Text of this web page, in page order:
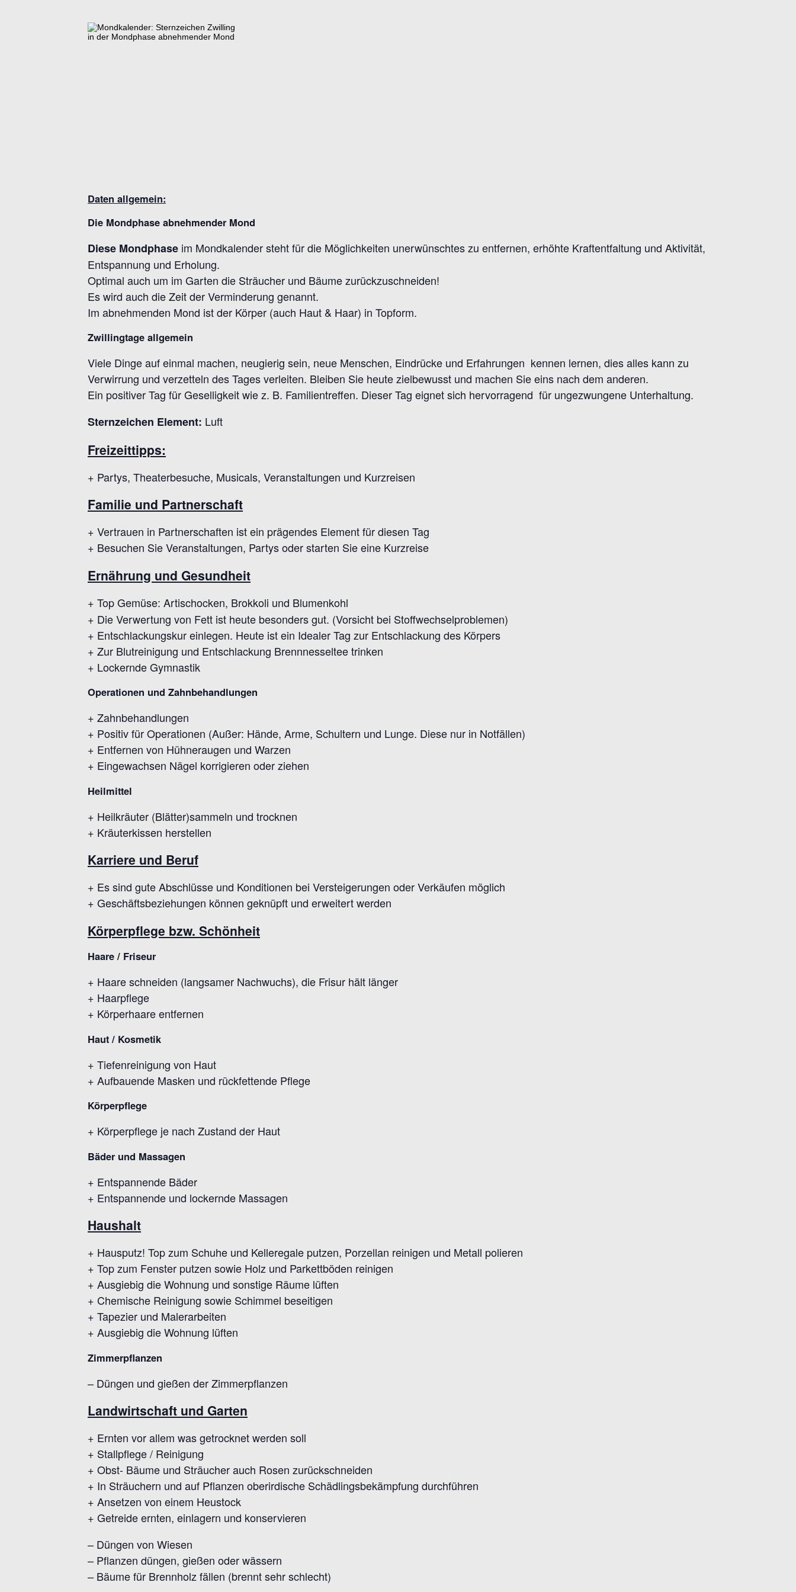
Daten allgemein:
Die Mondphase abnehmender Mond
Diese Mondphase im Mondkalender steht für die Möglichkeiten unerwünschtes zu entfernen, erhöhte Kraftentfaltung und Aktivität,
Entspannung und Erholung.
Optimal auch um im Garten die Sträucher und Bäume zurückzuschneiden!
Es wird auch die Zeit der Verminderung genannt.
Im abnehmenden Mond ist der Körper (auch Haut & Haar) in Topform.
Zwillingtage allgemein
Viele Dinge auf einmal machen, neugierig sein, neue Menschen, Eindrücke und Erfahrungen kennen lernen, dies alles kann zu
Verwirrung und verzetteln des Tages verleiten. Bleiben Sie heute zielbewusst und machen Sie eins nach dem anderen.
Ein positiver Tag für Geselligkeit wie z. B. Familientreffen. Dieser Tag eignet sich hervorragend für ungezwungene Unterhaltung.
Sternzeichen Element: Luft
Freizeittipps:
+ Partys, Theaterbesuche, Musicals, Veranstaltungen und Kurzreisen
Familie und Partnerschaft
+ Vertrauen in Partnerschaften ist ein prägendes Element für diesen Tag
+ Besuchen Sie Veranstaltungen, Partys oder starten Sie eine Kurzreise
Ernährung und Gesundheit
+ Top Gemüse: Artischocken, Brokkoli und Blumenkohl
+ Die Verwertung von Fett ist heute besonders gut. (Vorsicht bei Stoffwechselproblemen)
+ Entschlackungskur einlegen. Heute ist ein Idealer Tag zur Entschlackung des Körpers
+ Zur Blutreinigung und Entschlackung Brennnesseltee trinken
+ Lockernde Gymnastik
Operationen und Zahnbehandlungen
+ Zahnbehandlungen
+ Positiv für Operationen (Außer: Hände, Arme, Schultern und Lunge. Diese nur in Notfällen)
+ Entfernen von Hühneraugen und Warzen
+ Eingewachsen Nägel korrigieren oder ziehen
Heilmittel
+ Heilkräuter (Blätter)sammeln und trocknen
+ Kräuterkissen herstellen
Karriere und Beruf
+ Es sind gute Abschlüsse und Konditionen bei Versteigerungen oder Verkäufen möglich
+ Geschäftsbeziehungen können geknüpft und erweitert werden
Körperpflege bzw. Schönheit
Haare / Friseur
+ Haare schneiden (langsamer Nachwuchs), die Frisur hält länger
+ Haarpflege
+ Körperhaare entfernen
Haut / Kosmetik
+ Tiefenreinigung von Haut
+ Aufbauende Masken und rückfettende Pflege
Körperpflege
+ Körperpflege je nach Zustand der Haut
Bäder und Massagen
+ Entspannende Bäder
+ Entspannende und lockernde Massagen
Haushalt
+ Hausputz! Top zum Schuhe und Kelleregale putzen, Porzellan reinigen und Metall polieren
+ Top zum Fenster putzen sowie Holz und Parkettböden reinigen
+ Ausgiebig die Wohnung und sonstige Räume lüften
+ Chemische Reinigung sowie Schimmel beseitigen
+ Tapezier und Malerarbeiten
+ Ausgiebig die Wohnung lüften
Zimmerpflanzen
– Düngen und gießen der Zimmerpflanzen
Landwirtschaft und Garten
+ Ernten vor allem was getrocknet werden soll
+ Stallpflege / Reinigung
+ Obst- Bäume und Sträucher auch Rosen zurückschneiden
+ In Sträuchern und auf Pflanzen oberirdische Schädlingsbekämpfung durchführen
+ Ansetzen von einem Heustock
+ Getreide ernten, einlagern und konservieren
– Düngen von Wiesen
– Pflanzen düngen, gießen oder wässern
– Bäume für Brennholz fällen (brennt sehr schlecht)